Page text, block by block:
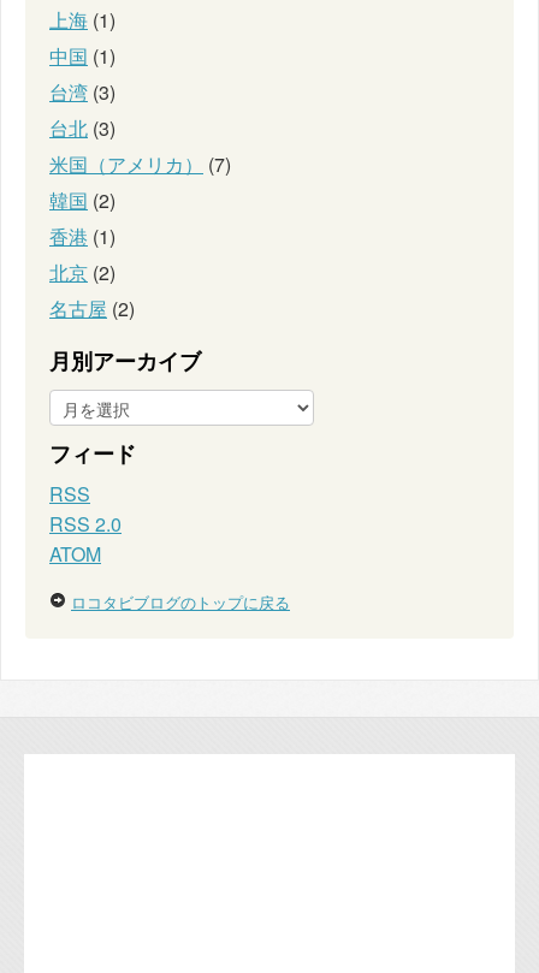
上海 (1)
中国 (1)
台湾 (3)
台北 (3)
米国（アメリカ）
(7)
韓国 (2)
香港 (1)
北京 (2)
名古屋 (2)
月別アーカイブ
フィード
RSS
RSS 2.0
ATOM
ロコタビブログのトップに戻る